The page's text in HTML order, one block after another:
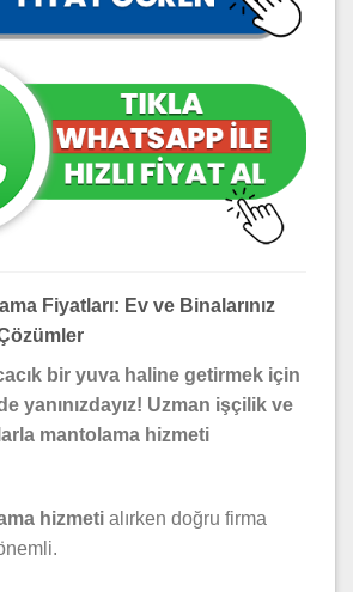
Fiyatları: Ev ve Binalarınız
bir yuva haline getirmek için
yanınızdayız! Uzman işçilik ve
mantolama hizmeti
hizmeti alırken doğru firma